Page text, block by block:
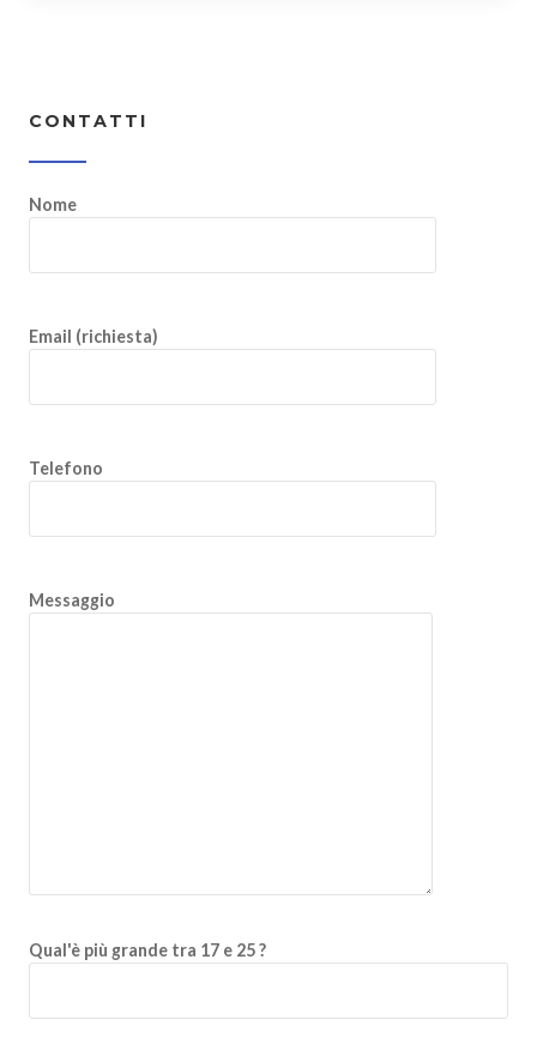
CONTATTI
Nome
Email (richiesta)
Telefono
Messaggio
Qual'è più grande tra 17 e 25 ?